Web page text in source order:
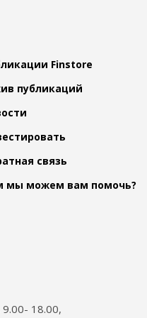
Finstore
публикаций
связь
мы можем вам помочь?
18.00,